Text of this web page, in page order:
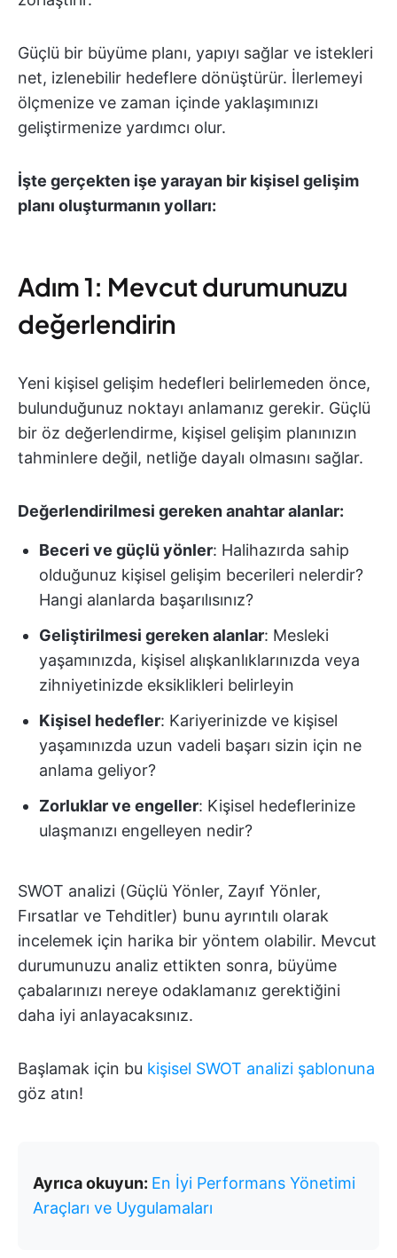
Güçlü bir büyüme planı, yapıyı sağlar ve istekleri
net, izlenebilir hedeflere dönüştürür. İlerlemeyi
ölçmenize ve zaman içinde yaklaşımınızı
geliştirmenize yardımcı olur.
İşte gerçekten işe yarayan bir kişisel gelişim
planı oluşturmanın yolları:
Adım 1: Mevcut durumunuzu
değerlendirin
Yeni kişisel gelişim hedefleri belirlemeden önce,
bulunduğunuz noktayı anlamanız gerekir. Güçlü
bir öz değerlendirme, kişisel gelişim planınızın
tahminlere değil, netliğe dayalı olmasını sağlar.
Değerlendirilmesi gereken anahtar alanlar:
Beceri ve güçlü yönler: Halihazırda sahip
olduğunuz kişisel gelişim becerileri nelerdir?
Hangi alanlarda başarılısınız?
Geliştirilmesi gereken alanlar: Mesleki
yaşamınızda, kişisel alışkanlıklarınızda veya
zihniyetinizde eksiklikleri belirleyin
Kişisel hedefler: Kariyerinizde ve kişisel
yaşamınızda uzun vadeli başarı sizin için ne
anlama geliyor?
Zorluklar ve engeller: Kişisel hedeflerinize
ulaşmanızı engelleyen nedir?
SWOT analizi (Güçlü Yönler, Zayıf Yönler,
Fırsatlar ve Tehditler) bunu ayrıntılı olarak
incelemek için harika bir yöntem olabilir. Mevcut
durumunuzu analiz ettikten sonra, büyüme
çabalarınızı nereye odaklamanız gerektiğini
daha iyi anlayacaksınız.
Başlamak için bu kişisel SWOT analizi şablonuna
göz atın!
Ayrıca okuyun: En İyi Performans Yönetimi
Araçları ve Uygulamaları